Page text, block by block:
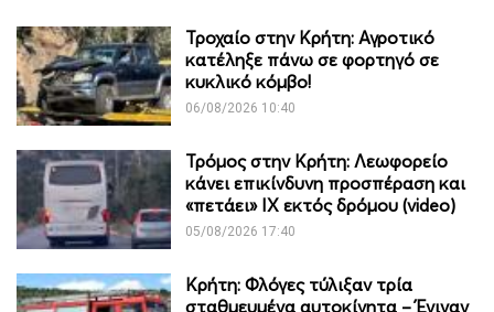
Τροχαίο στην Κρήτη: Αγροτικό
κατέληξε πάνω σε φορτηγό σε
κυκλικό κόμβο!
06/08/2026 10:40
Τρόμος στην Κρήτη: Λεωφορείο
κάνει επικίνδυνη προσπέραση και
«πετάει» ΙΧ εκτός δρόμου (video)
05/08/2026 17:40
Κρήτη: Φλόγες τύλιξαν τρία
σταθμευμένα αυτοκίνητα – Έγιναν